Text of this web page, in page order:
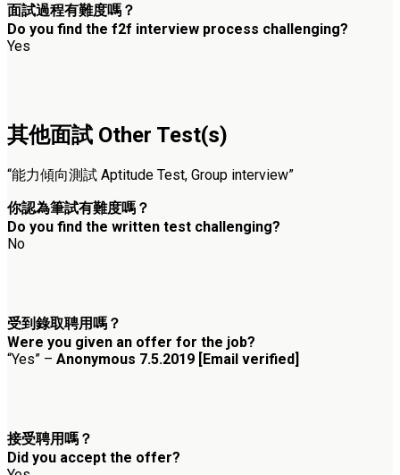
面試過程有難度嗎？
Do you find the f2f interview process challenging?
Yes
其他面試 Other Test(s)
“能力傾向測試 Aptitude Test, Group interview”
你認為筆試有難度嗎？
Do you find the written test challenging?
No
受到錄取聘用嗎？
Were you given an offer for the job?
“Yes” – Anonymous 7.5.2019 [Email verified]
接受聘用嗎？
Did you accept the offer?